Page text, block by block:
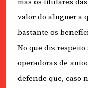
valor do aluguer a
bastante os
No que diz respeito
operadoras de
defende que, caso